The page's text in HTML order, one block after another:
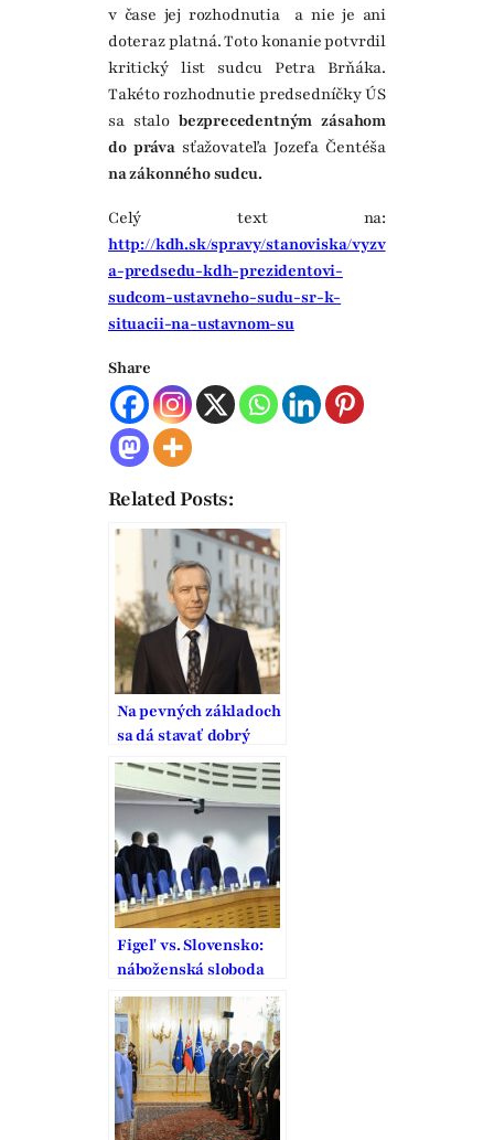
v čase jej rozhodnutia a nie je ani
doteraz platná. Toto konanie potvrdil
kritický list sudcu Petra Brňáka.
Takéto rozhodnutie predsedníčky ÚS
sa stalo bezprecedentným zásahom
do práva sťažovateľa Jozefa Čentéša
na zákonného sudcu.
Celý text na:
http://kdh.sk/spravy/stanoviska/vyzv
a-predsedu-kdh-prezidentovi-
sudcom-ustavneho-sudu-sr-k-
situacii-na-ustavnom-su
Share
Related Posts:
Na pevných základoch
sa dá stavať dobrý
domov
Figeľ vs. Slovensko:
náboženská sloboda
ustupuje covidovým
opatreniam